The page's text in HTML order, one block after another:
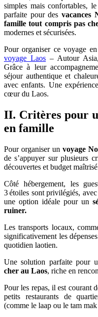
simples mais confortables,
parfaite pour desvacances
famille tout compris pas
modernes et sécurisées.
Pour organiser ce voyage
voyage Laos – Autour
Grâce à leur
séjour authentique et
avec enfants. Une
cœur du Laos.
II. Critères pour
en famille
Pour organiser un voyage
de s’appuyer sur plusieurs
découvertes et budget
Côté hébergement, les
3 étoiles sont privilégiés,
une option idéale pour un
ruiner.
Les transports locaux,
significativement les
quotidien laotien.
Une solution parfaite pour
cher au Laos, riche en
Pour les repas, il est courant
petits restaurants de
(comme le laap ou le tam